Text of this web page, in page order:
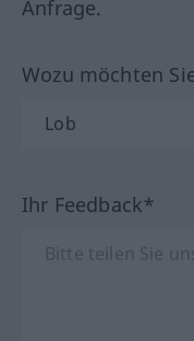
Anfrage.
Wozu möchten
Ihr Feedback*